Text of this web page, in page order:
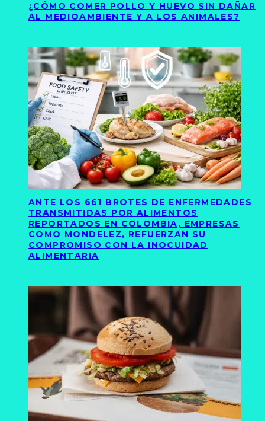
¿CÓMO COMER POLLO Y HUEVO SIN DAÑAR
AL MEDIOAMBIENTE Y A LOS ANIMALES?
ANTE LOS 661 BROTES DE ENFERMEDADES
TRANSMITIDAS POR ALIMENTOS
REPORTADOS EN COLOMBIA, EMPRESAS
COMO MONDELEZ, REFUERZAN SU
COMPROMISO CON LA INOCUIDAD
ALIMENTARIA